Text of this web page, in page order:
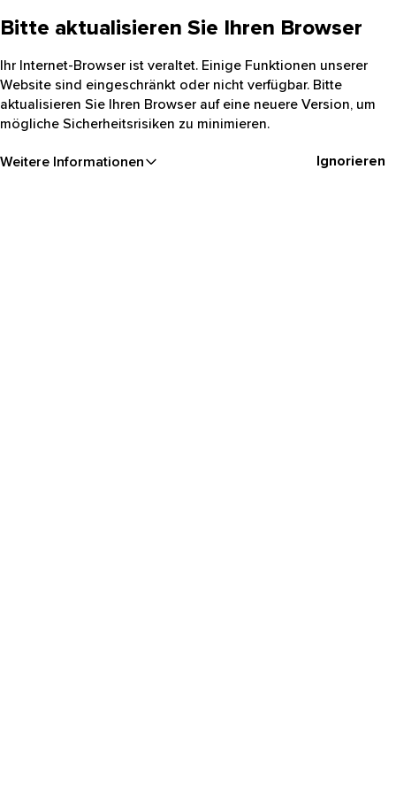
Bitte aktualisieren Sie Ihren Browser
Ihr Internet-Browser ist veraltet. Einige Funktionen unserer
Website sind eingeschränkt oder nicht verfügbar. Bitte
aktualisieren Sie Ihren Browser auf eine neuere Version, um
mögliche Sicherheitsrisiken zu minimieren.
Weitere Informationen Ignorieren